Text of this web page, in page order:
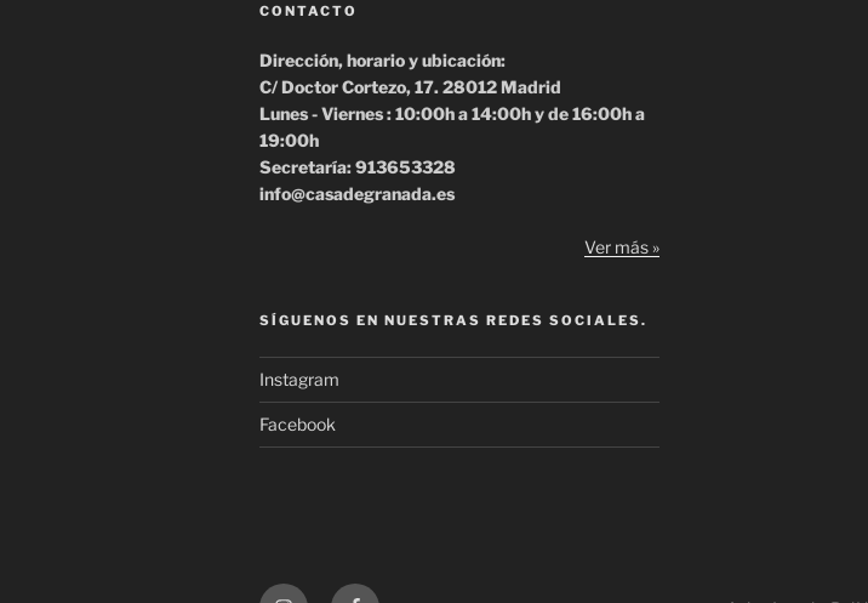
CONTACTO
Dirección, horario y ubicación:
C/ Doctor Cortezo, 17. 28012 Madrid
Lunes - Viernes : 10:00h a 14:00h y de 16:00h a
19:00h
Secretaría: 913653328
info@casadegranada.es
Ver más »
SÍGUENOS EN NUESTRAS REDES SOCIALES.
Instagram
Facebook
InstagramFacebook